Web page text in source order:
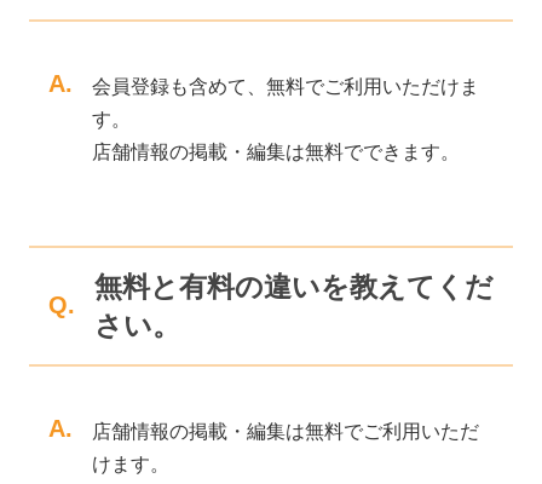
A.
会員登録も含めて、無料でご利用いただけま
す。
店舗情報の掲載・編集は無料でできます。
Q.
無料と有料の違いを教えてくだ
さい。
A.
店舗情報の掲載・編集は無料でご利用いただ
けます。